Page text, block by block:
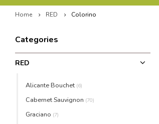
Home RED Colorino
Categories
RED
Alicante Bouchet (6)
Cabernet Sauvignon (70)
Graciano (7)